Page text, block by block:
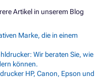
Artikel in unserem Blog
Marke, die in einem
Wir beraten Sie, wie
können.
HP, Canon, Epson und